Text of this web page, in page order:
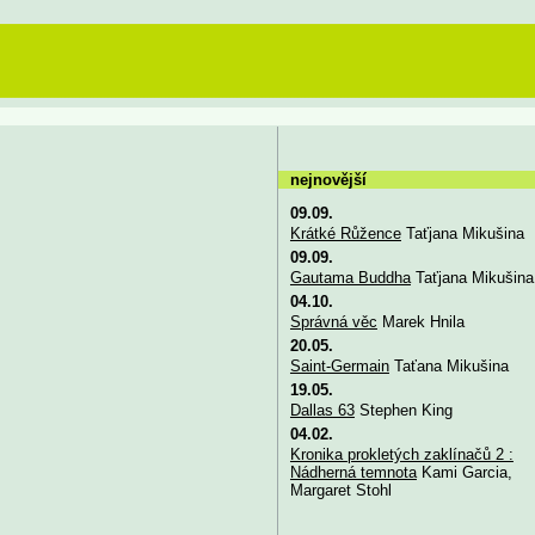
nejnovější
09.09.
Krátké RůženceTaťjana Mikušina
09.09.
Gautama BuddhaTaťjana Mikušina
04.10.
Správná věc Marek Hnila
20.05.
Saint-GermainTaťana Mikušina
19.05.
Dallas 63Stephen King
04.02.
Kronika prokletých zaklínačů 2 :
Nádherná temnotaKami Garcia,
Margaret Stohl